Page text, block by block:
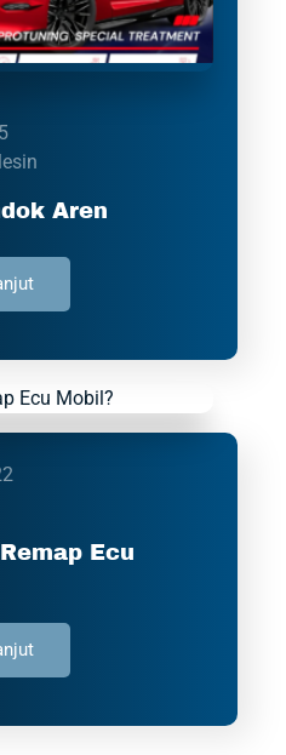
Aren
Ecu